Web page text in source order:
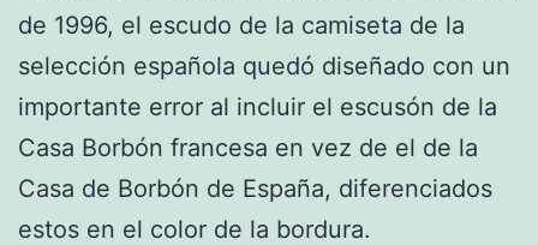
de 1996, el escudo de la camiseta de la
selección española quedó diseñado con un
importante error al incluir el escusón de la
Casa Borbón francesa en vez de el de la
Casa de Borbón de España, diferenciados
estos en el color de la bordura.